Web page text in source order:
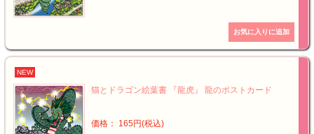
NEW
猫とドラゴン絵葉書 『龍虎』 龍のポストカード
価格： 165円(税込)